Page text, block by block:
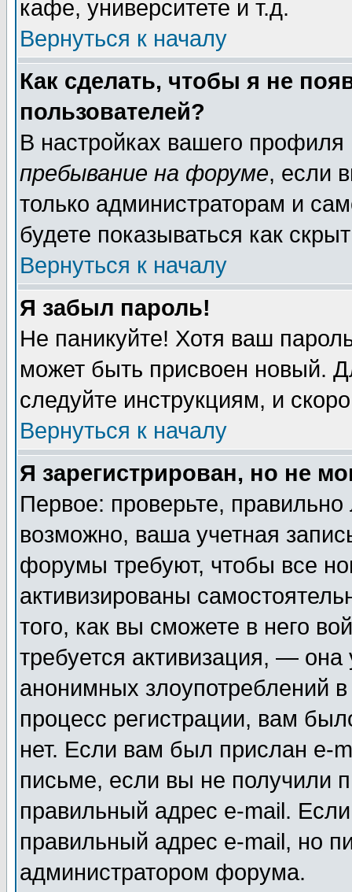
кафе, университете и т.д.
Вернуться к началу
Как сделать, чтобы я не
пользователей?
В настройках вашего
пребывание на форуме, если
только администраторам и
будете показываться как
Вернуться к началу
Я забыл пароль!
Не паникуйте! Хотя ваш
может быть присвоен новый.
следуйте инструкциям, и
Вернуться к началу
Я зарегистрирован, но не
Первое: проверьте,
возможно, ваша учетная
форумы требуют, чтобы все
активизированы
того, как вы сможете в него
требуется активизация, —
анонимных злоупотреблений
процесс регистрации, вам
нет. Если вам был прислан e-
письме, если вы не получили
правильный адрес e-mail.
правильный адрес e-mail, но
администратором форума.